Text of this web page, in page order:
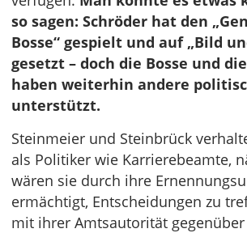
so sagen: Schröder hat den
Bosse“ gespielt und auf „Bild
gesetzt – doch die Bosse und
haben weiterhin andere
unterstützt.
Steinmeier und Steinbrück
als Politiker wie Karrierebeamte,
wären sie durch ihre
ermächtigt, Entscheidungen zu
mit ihrer Amtsautorität